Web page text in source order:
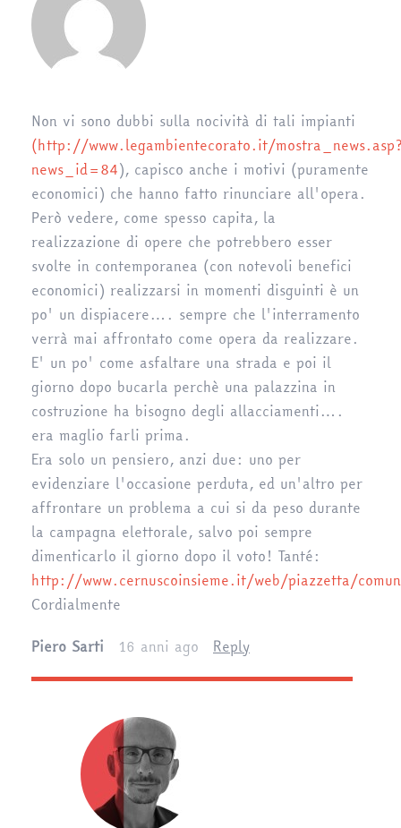
Non vi sono dubbi sulla nocività di tali impianti
(http://www.legambientecorato.it/
news_id=84), capisco anche i motivi (puramente
economici) che hanno fatto rinunciare all'opera.
Però vedere, come spesso capita, la
realizzazione di opere che potrebbero esser
svolte in contemporanea (con notevoli benefici
economici) realizzarsi in momenti disguinti è un
po' un dispiacere…. sempre che l'interramento
verrà mai affrontato come opera da realizzare.
E' un po' come asfaltare una strada e poi il
giorno dopo bucarla perchè una palazzina in
costruzione ha bisogno degli allacciamenti….
era maglio farli prima.
Era solo un pensiero, anzi due: uno per
evidenziare l'occasione perduta, ed un'altro per
affrontare un problema a cui si da peso durante
la campagna elettorale, salvo poi sempre
dimenticarlo il giorno dopo il voto! Tanté:
http://www.cernuscoinsieme.it/web/piazzetta/comun
Cordialmente
Piero Sarti
16 anni ago Reply